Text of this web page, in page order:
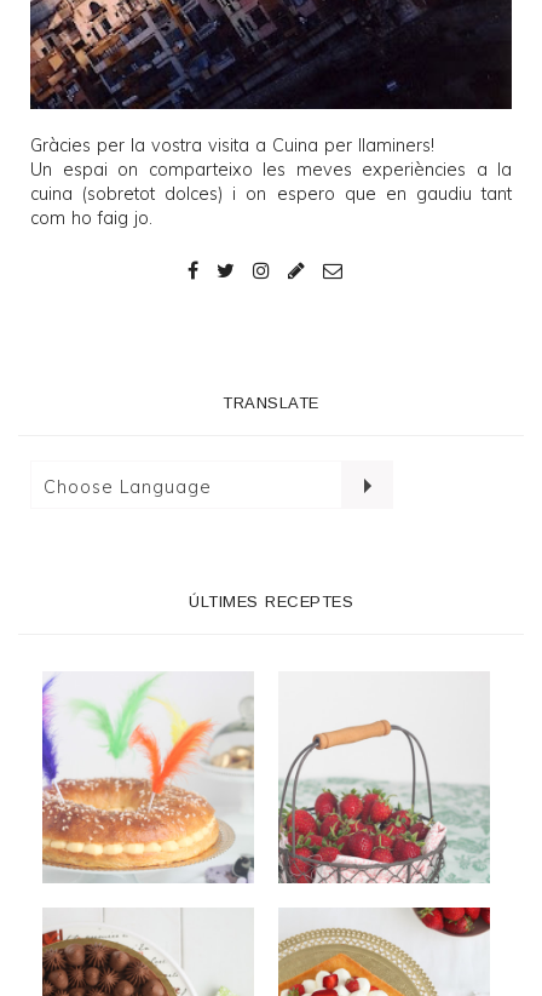
Gràcies per la vostra visita a Cuina per llaminers!
Un espai on comparteixo les meves experiències a la
cuina (sobretot dolces) i on espero que en gaudiu tant
com ho faig jo.
TRANSLATE
ÚLTIMES RECEPTES